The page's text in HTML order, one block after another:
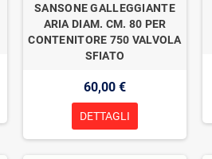
SANSONE GALLEGGIANTE
ARIA DIAM. CM. 80 PER
CONTENITORE 750 VALVOLA
SFIATO
60,00 €
DETTAGLI